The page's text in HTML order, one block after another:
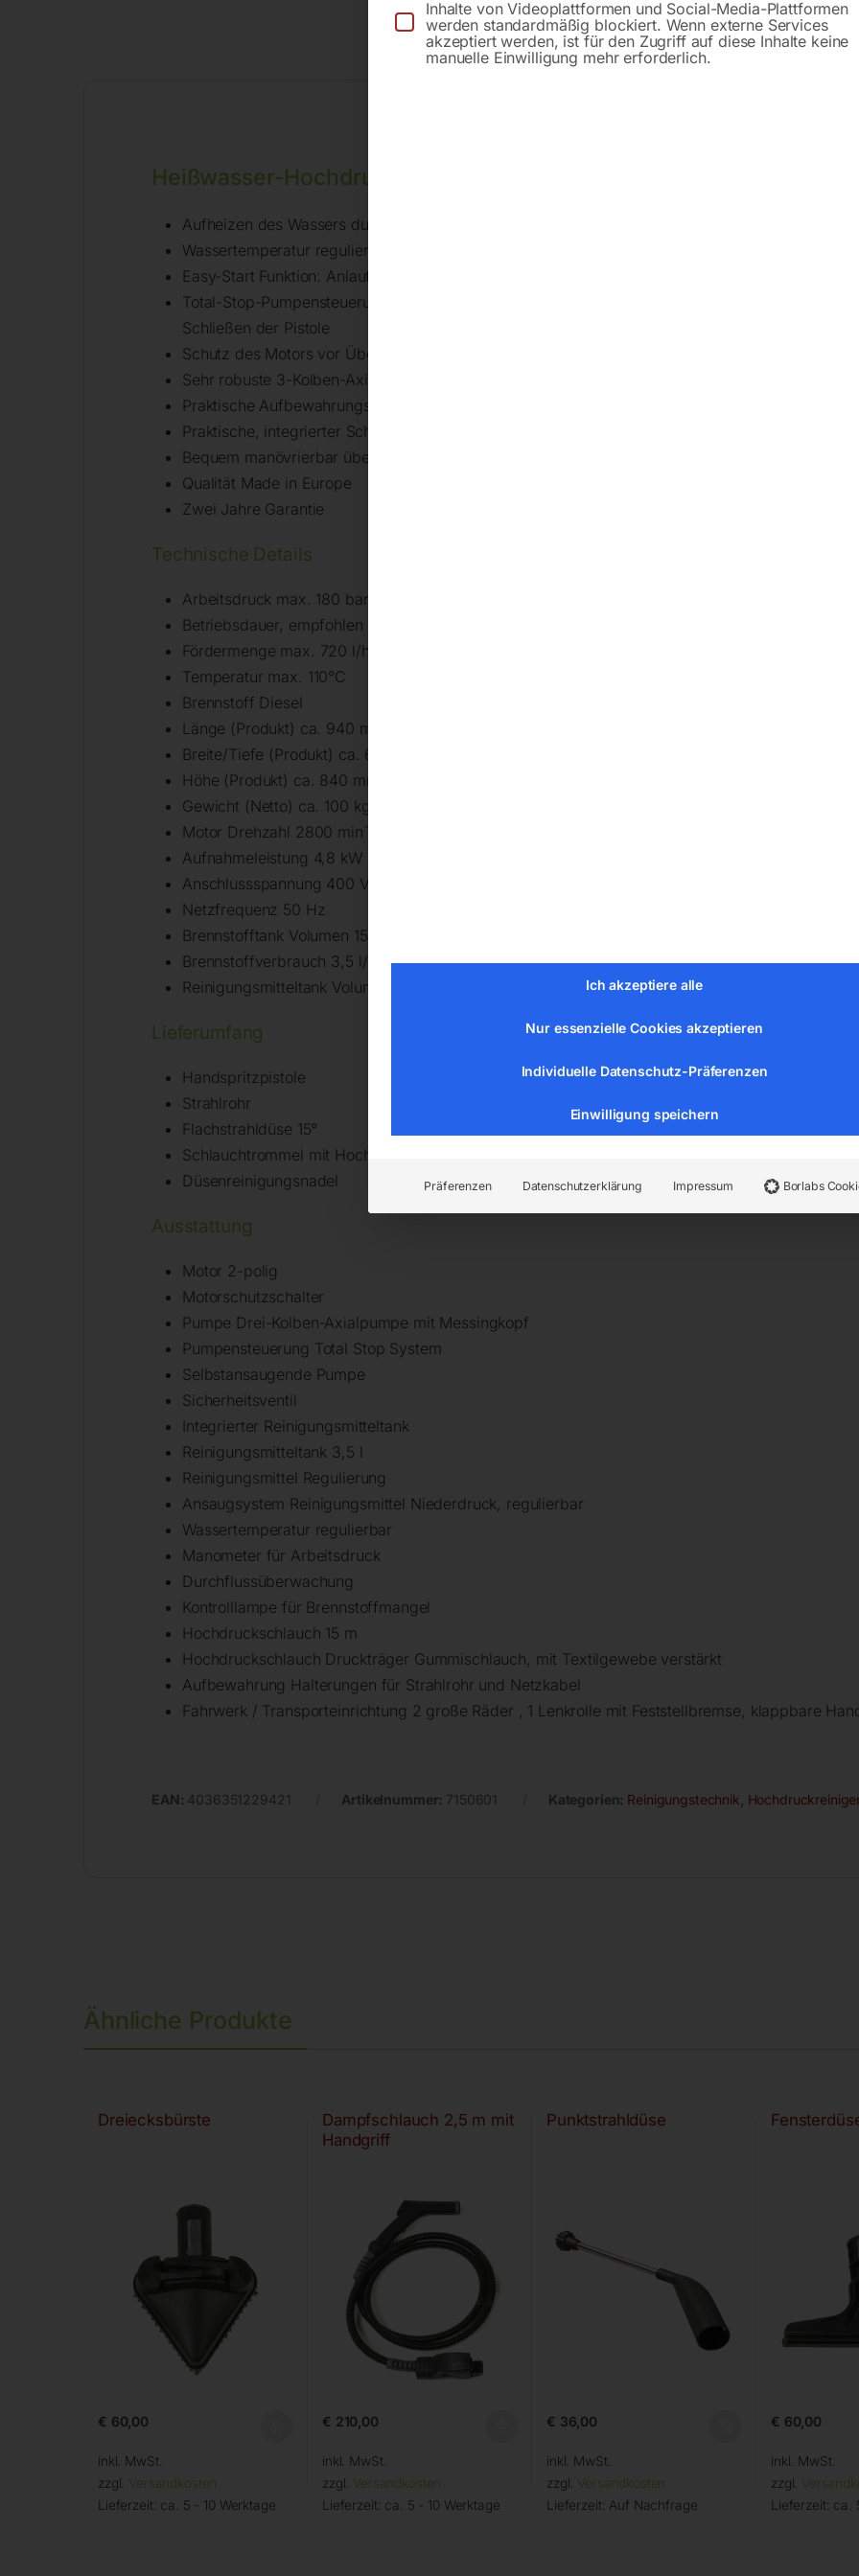
Beschreibung Produktsicherheit
Heißwasser-Hochdruckreiniger HDR-H 60-14
Aufheizen des Wassers durch Dieselverbrennung
Wassertemperatur regulierbar zur Anpassung an die jeweilige Reinigungsaufgabe
Easy-Start Funktion: Anlaufentlastung durch Druckverminderung beim Start der Pumpe
Total-Stop-Pumpensteuerung: Start und Stopp des Pumpenmotors ohne Verzögerung über
Schließen der Pistole
Schutz des Motors vor Überlastung durch Motorschutzschalter
Sehr robuste 3-Kolben-Axialpumpe mit Messingkopf
Praktische Aufbewahrungsfächer für Handspritzpistole, Strahlrohr und Zubehör
Praktische, integrierter Schlauchtrommel mit 10-Meter-Hochdruckschlauch
Bequem manövrierbar über ergonomischen Handgriff und zwei große Räder und eine Lenkrolle
Qualität Made in Europe
Zwei Jahre Garantie
Technische Details
Arbeitsdruck max. 180 bar
Betriebsdauer, empfohlen max. 8 h/Woche
Fördermenge max. 720 l/h
Temperatur max. 110°C
Brennstoff Diesel
Länge (Produkt) ca. 940 mm
Breite/Tiefe (Produkt) ca. 620 mm
Höhe (Produkt) ca. 840 mm
Gewicht (Netto) ca. 100 kg
Motor Drehzahl 2800 min¯¹
Aufnahmeleistung 4,8 kW
Anschlussspannung 400 V
Netzfrequenz 50 Hz
Brennstofftank Volumen 15 l
Brennstoffverbrauch 3,5 l/h
Reinigungsmitteltank Volumen 3,5 l
Lieferumfang
Handspritzpistole
Strahlrohr
Flachstrahldüse 15°
Schlauchtrommel mit Hochdruckschlauch 15 m
Düsenreinigungsnadel
Ausstattung
Motor 2-polig
Motorschutzschalter
Pumpe Drei-Kolben-Axialpumpe mit Messingkopf
Pumpensteuerung Total Stop System
Selbstansaugende Pumpe
Sicherheitsventil
Integrierter Reinigungsmitteltank
Reinigungsmitteltank 3,5 l
Reinigungsmittel Regulierung
Ansaugsystem Reinigungsmittel Niederdruck, regulierbar
Wassertemperatur regulierbar
Manometer für Arbeitsdruck
Durchflussüberwachung
Kontrolllampe für Brennstoffmangel
Hochdruckschlauch 15 m
Hochdruckschlauch Druckträger Gummischlauch, mit Textilgewebe verstärkt
Aufbewahrung Halterungen für Strahlrohr und Netzkabel
Fahrwerk / Transporteinrichtung 2 große Räder , 1 Lenkrolle mit Feststellbremse, klappbare
EAN: 4036351229421 Artikelnummer: 7150601 Kategorien: Reinigungstechnik
Ähnliche Produkte
Dreiecksbürste
€ 60,00
inkl. MwSt.
zzgl. Versandkosten
Lieferzeit: ca. 5 - 10 Werktage
Dampfschlauch 2,5 m mit
Handgriff
€ 210,00
inkl. MwSt.
zzgl. Versandkosten
Lieferzeit: ca. 5 - 10 Werktage
Punktstrahldüse
€ 36,00
inkl. MwSt.
zzgl. Versandkosten
Lieferzeit: Auf Nachfrage
€ 60,00
inkl. MwSt.
zzgl.
Lieferzeit: ca.
Inhalte von Videoplattformen und Social-Media-Plattformen
werden standardmäßig blockiert. Wenn externe Services
akzeptiert werden, ist für den Zugriff auf diese Inhalte keine
manuelle Einwilligung mehr erforderlich.
Ich akzeptiere alle
Nur essenzielle Cookies akzeptieren
Individuelle Datenschutz-Präferenzen
Einwilligung speichern
Präferenzen Datenschutzerklärung Impressum Borlabs